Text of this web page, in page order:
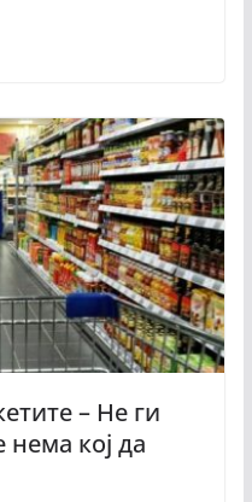
– Не ги
нема кој да